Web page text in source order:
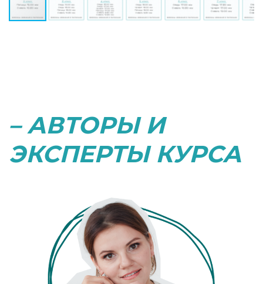
– АВТОРЫ И
ЭКСПЕРТЫ КУРСА